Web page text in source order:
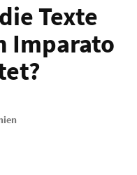
Texte
Imparato